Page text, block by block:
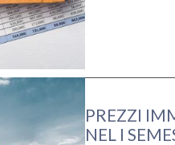
PREZZI
NEL I